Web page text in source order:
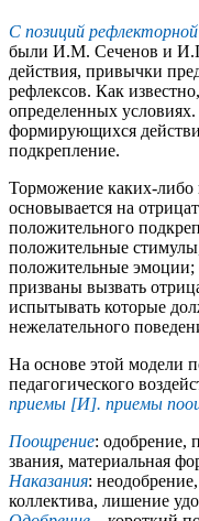
С позиций
были И.М. Сеченов и
действия, привычки
рефлексов. Как
определенных
формирующихся
подкрепление.
Торможение каких-либо
основывается на
положительного
положительные
положительные эмоции;
призваны вызвать
испытывать которые
нежелательного
На основе этой модели
педагогического
приемы [И]. приемы
Поощрение: одобрение,
звания, материальная
Наказания:
коллектива, лишение